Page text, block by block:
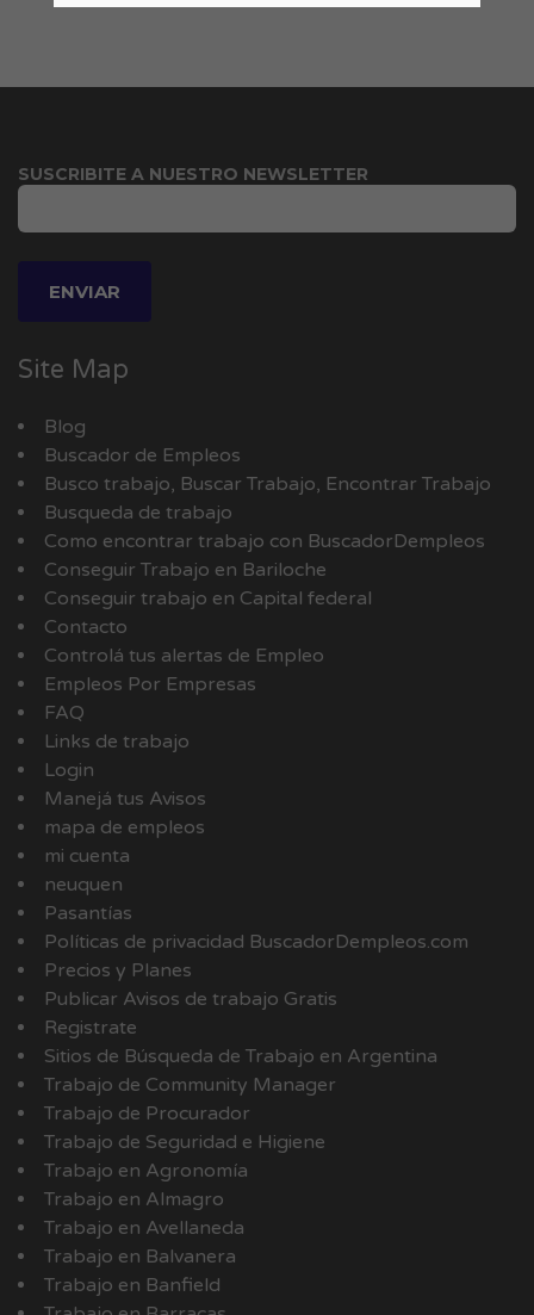
SUSCRIBITE A NUESTRO NEWSLETTER
Site Map
Blog
Buscador de Empleos
Busco trabajo, Buscar Trabajo, Encontrar Trabajo
Busqueda de trabajo
Como encontrar trabajo con BuscadorDempleos
Conseguir Trabajo en Bariloche
Conseguir trabajo en Capital federal
Contacto
Controlá tus alertas de Empleo
Empleos Por Empresas
FAQ
Links de trabajo
Login
Manejá tus Avisos
mapa de empleos
mi cuenta
neuquen
Pasantías
Políticas de privacidad BuscadorDempleos.com
Precios y Planes
Publicar Avisos de trabajo Gratis
Registrate
Sitios de Búsqueda de Trabajo en Argentina
Trabajo de Community Manager
Trabajo de Procurador
Trabajo de Seguridad e Higiene
Trabajo en Agronomía
Trabajo en Almagro
Trabajo en Avellaneda
Trabajo en Balvanera
Trabajo en Banfield